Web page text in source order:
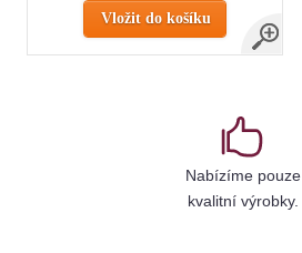
Vložit do košíku
Nabízíme pouze
kvalitní výrobky.